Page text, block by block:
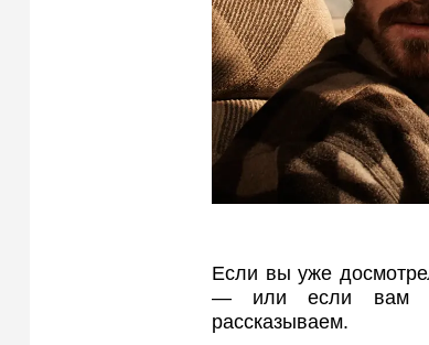
Если вы уже
— или если вам
рассказываем.